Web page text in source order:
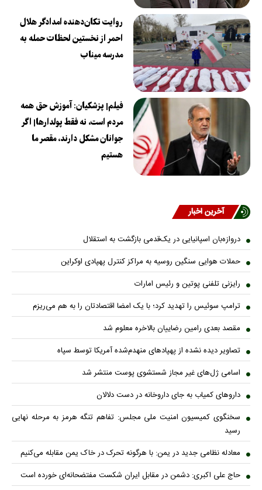
روایت تکان‌دهنده امدادگر هلال
احمر از نخستین لحظات حمله به
مدرسه میناب
فیلم| پزشکیان: آموزش حق همه
مردم است، نه فقط پولدارها| اگر
جوانان مشکل دارند، مقصر ما
هستیم
آخرین اخبار
دروازه‌بان اسپانیایی در یک‌قدمی بازگشت به استقلال
حملات هوایی سنگین روسیه به مراکز کنترل پهپادی اوکراین
رایزنی تلفنی پوتین و رئیس امارات
ترامپ سوئیس را تهدید کرد؛ با یک امضا اقتصادتان را به هم می‌ریزم
مقصد بعدی رامین رضاییان بالاخره معلوم شد
تصاویر دیده نشده از پهپادهای منهدم‌شده آمریکا توسط سپاه
اسامی ژل‌های غیر مجاز شستشوی پوست منتشر شد
داروهای کمیاب به جای داروخانه در دست دلالان
سخنگوی کمیسیون امنیت ملی مجلس: تفاهم تنگه هرمز به مرحله نهایی
رسید
معادله نظامی جدید در یمن: با هرگونه تحرک در خاک یمن مقابله می‌کنیم
حاج علی اکبری: دشمن در مقابل ایران شکست مفتضحانه‌ای خورده است